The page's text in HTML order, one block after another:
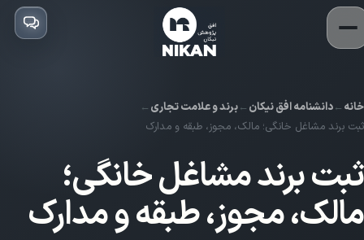
خانه دانشنامه افق نیکان
برند و علامت تجاری
ثبت برند مشاغل خانگی؛ مالک، مجوز، طبقه و مدارک
ثبت برند مشاغل خانگی؛
مالک، مجوز، طبقه و مدارک